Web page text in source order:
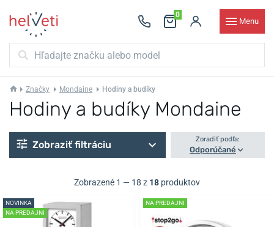
0
Menu
Značky Mondaine Hodiny a budíky
Hodiny a budíky Mondaine
Zobraziť filtráciu Zoradiť podľa:
Odporúčané
Zobrazené 1 — 18 z 18 produktov
NOVINKA
NA PREDAJNI
NA PREDAJNI